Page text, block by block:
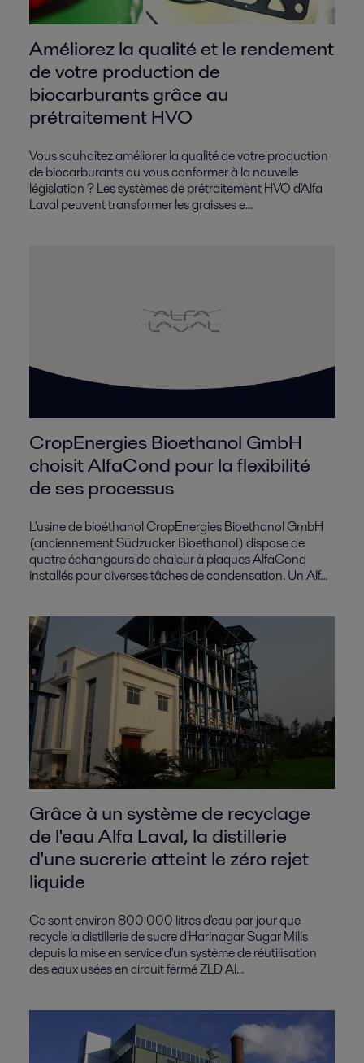
Améliorez la qualité et le rendement
de votre production de
biocarburants grâce au
prétraitement HVO
Vous souhaitez améliorer la qualité de votre production
de biocarburants ou vous conformer à la nouvelle
législation ? Les systèmes de prétraitement HVO d'Alfa
Laval peuvent transformer les graisses e...
CropEnergies Bioethanol GmbH
choisit AlfaCond pour la flexibilité
de ses processus
L'usine de bioéthanol CropEnergies Bioethanol GmbH
(anciennement Südzucker Bioethanol) dispose de
quatre échangeurs de chaleur à plaques AlfaCond
installés pour diverses tâches de condensation. Un Alf...
Grâce à un système de recyclage
de l'eau Alfa Laval, la distillerie
d'une sucrerie atteint le zéro rejet
liquide
Ce sont environ 800 000 litres d'eau par jour que
recycle la distillerie de sucre d'Harinagar Sugar Mills
depuis la mise en service d'un système de réutilisation
des eaux usées en circuit fermé ZLD Al...